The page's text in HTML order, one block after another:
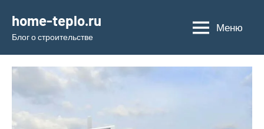
содержимому
home-teplo.ru
Блог о строительстве
Меню